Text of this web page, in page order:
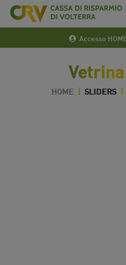
Accesso
Vetrina
HOME | SLIDERS |